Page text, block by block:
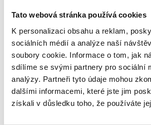
Tato webová stránka používá cookies
K personalizaci obsahu a reklam,
sociálních médií a analýze naší
soubory cookie. Informace o tom, jak
sdílíme se svými partnery pro sociální
analýzy. Partneři tyto údaje mohou
dalšími informacemi, které jste jim
získali v důsledku toho, že používáte
od 500–800 Kč/os.
REGISTROVAT SE